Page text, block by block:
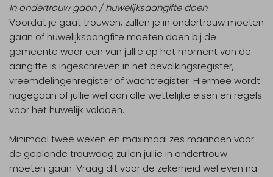
In ondertrouw gaan / huwelijksaangifte doen
Voordat je gaat trouwen, zullen je in ondertrouw moeten
gaan of huwelijksaangfite moeten doen bij de
gemeente waar een van jullie op het moment van de
aangifte is ingeschreven in het bevolkingsregister,
vreemdelingenregister of wachtregister. Hiermee wordt
nagegaan of jullie wel aan alle wettelijke eisen en regels
voor het huwelijk voldoen.
Minimaal twee weken en maximaal zes maanden voor
de geplande trouwdag zullen jullie in ondertrouw
moeten gaan. Vraag dit voor de zekerheid wel even na